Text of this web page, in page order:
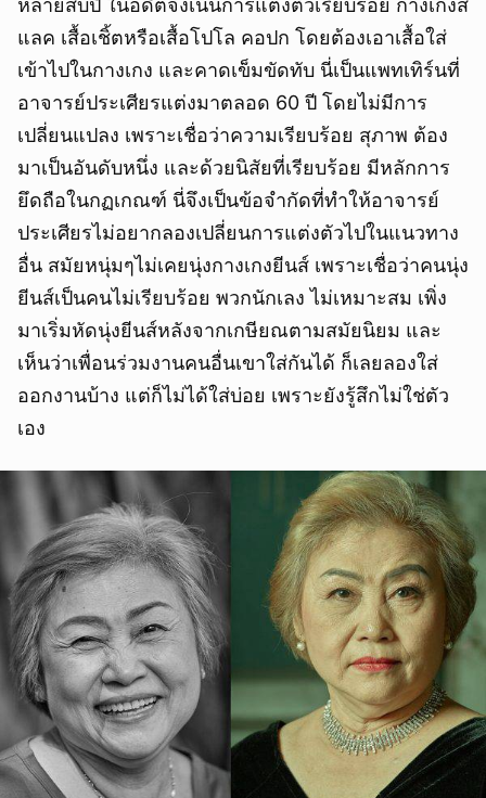
หลายสิบปี ในอดีตจึงเน้นการแต่งตัวเรียบร้อย กางเกงส
แลค เสื้อเชิ้ตหรือเสื้อโปโล คอปก โดยต้องเอาเสื้อใส่
เข้าไปในกางเกง และคาดเข็มขัดทับ นี่เป็นแพทเทิร์นที่
อาจารย์ประเศียรแต่งมาตลอด 60 ปี โดยไม่มีการ
เปลี่ยนแปลง เพราะเชื่อว่าความเรียบร้อย สุภาพ ต้อง
มาเป็นอันดับหนึ่ง และด้วยนิสัยที่เรียบร้อย มีหลักการ
ยึดถือในกฏเกณฑ์ นี่จึงเป็นข้อจำกัดที่ทำให้อาจารย์
ประเศียรไม่อยากลองเปลี่ยนการแต่งตัวไปในแนวทาง
อื่น สมัยหนุ่มๆไม่เคยนุ่งกางเกงยีนส์ เพราะเชื่อว่าคนนุ่ง
ยีนส์เป็นคนไม่เรียบร้อย พวกนักเลง ไม่เหมาะสม เพิ่ง
มาเริ่มหัดนุ่งยีนส์หลังจากเกษียณตามสมัยนิยม และ
เห็นว่าเพื่อนร่วมงานคนอื่นเขาใส่กันได้ ก็เลยลองใส่
ออกงานบ้าง แต่ก็ไม่ได้ใส่บ่อย เพราะยังรู้สึกไม่ใช่ตัว
เอง